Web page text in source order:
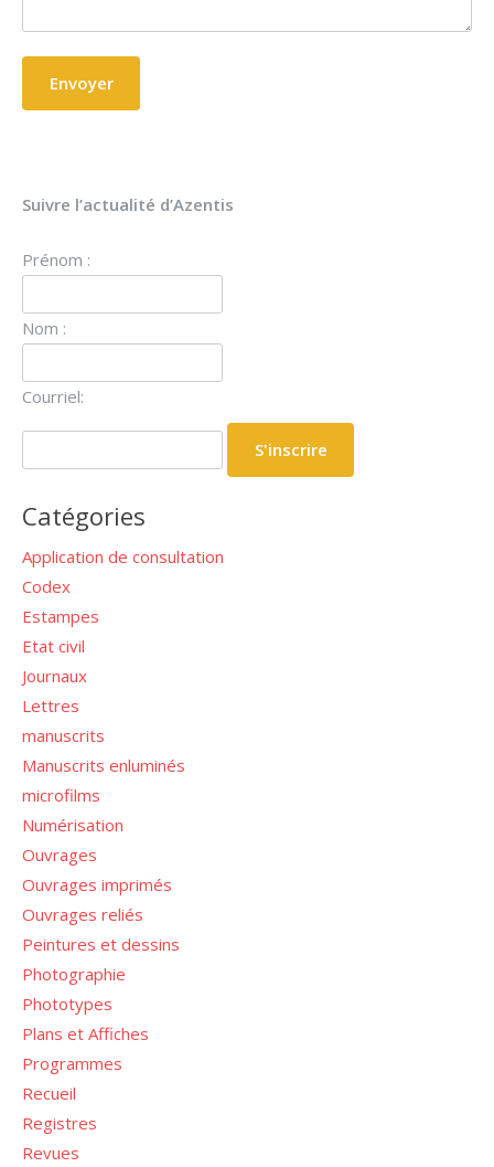
Suivre l’actualité d’Azentis
Prénom :
Nom :
Courriel:
Catégories
Application de consultation
Codex
Estampes
Etat civil
Journaux
Lettres
manuscrits
Manuscrits enluminés
microfilms
Numérisation
Ouvrages
Ouvrages imprimés
Ouvrages reliés
Peintures et dessins
Photographie
Phototypes
Plans et Affiches
Programmes
Recueil
Registres
Revues